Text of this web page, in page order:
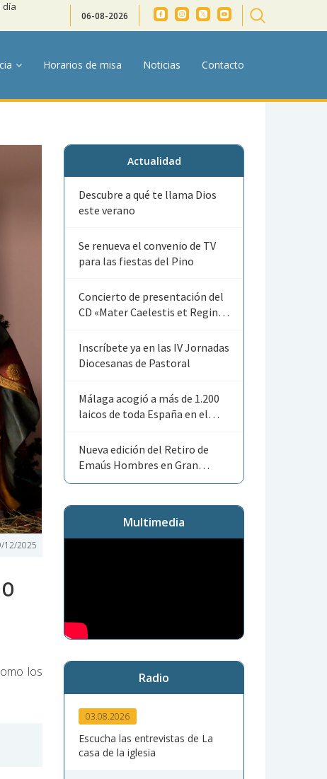
día
06-08-2026
Horarios de misa Noticias Contacto
12/2025
los
Actualidad
Descubre a qué te llama Dios
este verano
Se renueva el convenio de TV
para las fiestas del Pino
Concierto de presentación del
CD «Mater Caelestis et Regina
Inscríbete ya en las IV Jornadas
Diocesanas de Pastoral
Málaga acogió a más de 1.200
laicos de toda España en el
Nueva edición del Retiro de
Emaús Hombres en Gran
Canaria
Multimedia
Radio
03.08.2026
Escucha las entrevistas de La
casa de la iglesia